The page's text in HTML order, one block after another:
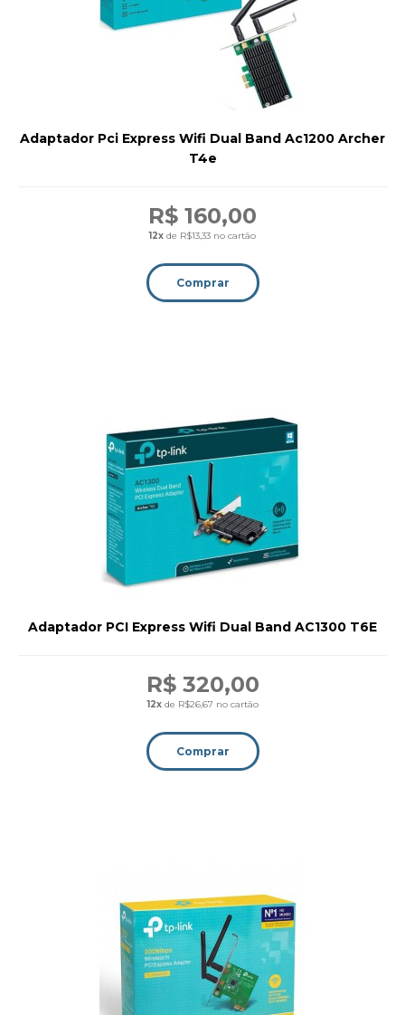
Adaptador Pci Express Wifi Dual Band Ac1200 Archer
T4e
R$ 160,00
12x de R$13,33 no cartão
Comprar
Adaptador PCI Express Wifi Dual Band AC1300 T6E
R$ 320,00
12xde R$26,67 no cartão
Comprar